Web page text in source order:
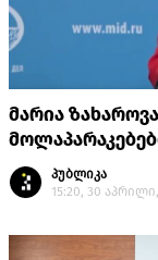
მარია
პუბლიკა
15:20, 30